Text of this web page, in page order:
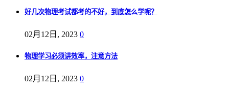
好几次物理考试都考的不好，到底怎么学呢？
02月12日, 2023 0
物理学习必须讲效率，注意方法
02月12日, 2023 0